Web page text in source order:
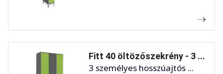
Fitt 40 öltözőszekrény - 3 ...
3 személyes hosszúajtós ...